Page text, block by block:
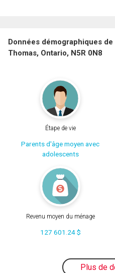
Données démographiques de
Thomas, Ontario, N5R 0N8
Étape de vie
Parents d'âge moyen avec
adolescents
Revenu moyen du ménage
127 601.24 $
Plus de